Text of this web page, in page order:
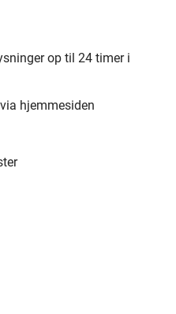
op til 24 timer i
hjemmesiden